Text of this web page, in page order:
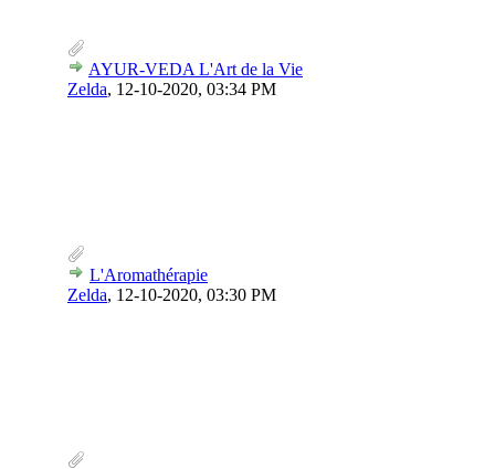
AYUR-VEDA L'Art de la Vie
Zelda, 12-10-2020, 03:34 PM
L'Aromathérapie
Zelda, 12-10-2020, 03:30 PM